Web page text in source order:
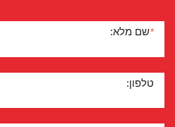
*שם מלא:
טלפון: